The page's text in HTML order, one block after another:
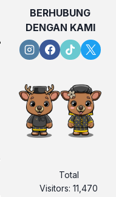
BERHUBUNG
DENGAN KAMI
Total
Visitors: 11,470